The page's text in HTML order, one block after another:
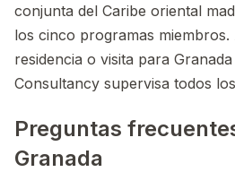
conjunta del Caribe oriental
los cinco programas
residencia o visita para
Consultancy supervisa todos
Preguntas
Granada